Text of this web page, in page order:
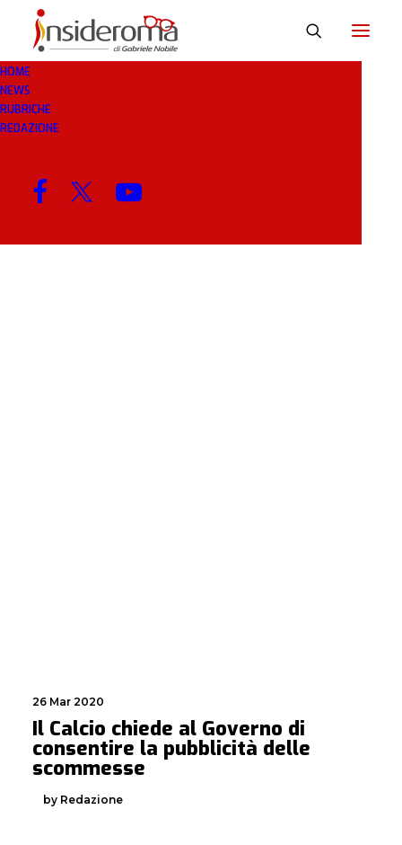
HOME
NEWS
RUBRICHE
REDAZIONE
CONSENTIRE
MENU
26 Mar 2020
Il Calcio chiede al Governo di
consentire la pubblicità delle
scommesse
by Redazione